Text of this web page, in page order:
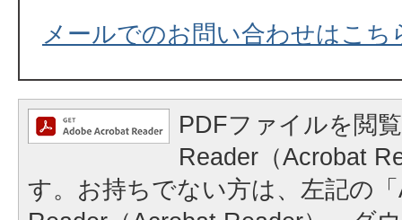
メールでのお問い合わせはこち
PDFファイルを閲
Reader（Acrobat
す。お持ちでない方は、左記の